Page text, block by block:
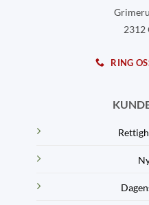
2312
RING